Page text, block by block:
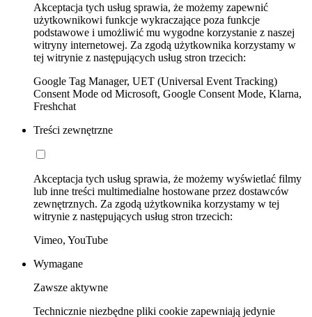
Akceptacja tych usług sprawia, że możemy zapewnić
użytkownikowi funkcje wykraczające poza funkcje
podstawowe i umożliwić mu wygodne korzystanie z naszej
witryny internetowej. Za zgodą użytkownika korzystamy w
tej witrynie z następujących usług stron trzecich:
Google Tag Manager, UET (Universal Event Tracking)
Consent Mode od Microsoft, Google Consent Mode, Klarna,
Freshchat
Treści zewnętrzne
Akceptacja tych usług sprawia, że możemy wyświetlać filmy
lub inne treści multimedialne hostowane przez dostawców
zewnętrznych. Za zgodą użytkownika korzystamy w tej
witrynie z następujących usług stron trzecich:
Vimeo, YouTube
Wymagane
Zawsze aktywne
Technicznie niezbędne pliki cookie zapewniają jedynie